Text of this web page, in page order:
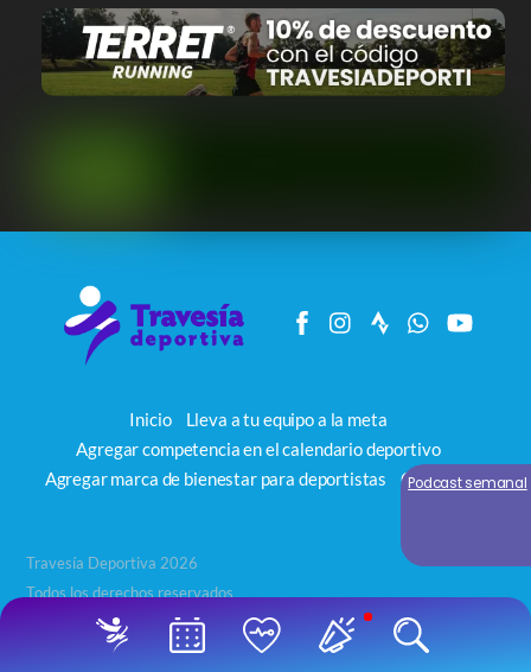
Inicio
Lleva a tu equipo a la meta
Agregar competencia en el calendario deportivo
Agregar marca de bienestar para deportistas
Contacto
Travesía Deportiva 2026
Todos los derechos reservados
Podcast semanal